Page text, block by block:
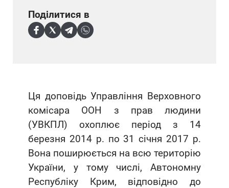
Ця доповідь Управління Верховного
комісара ООН з прав людини
(УВКПЛ) охоплює період з 14
березня 2014 р. по 31 січня 2017 р.
Вона поширюється на всю територію
України, у тому числі, Автономну
Республіку Крим, відповідно до
Поділитися в